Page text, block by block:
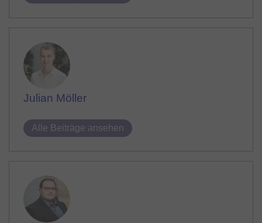
Julian Möller
Alle Beiträge ansehen